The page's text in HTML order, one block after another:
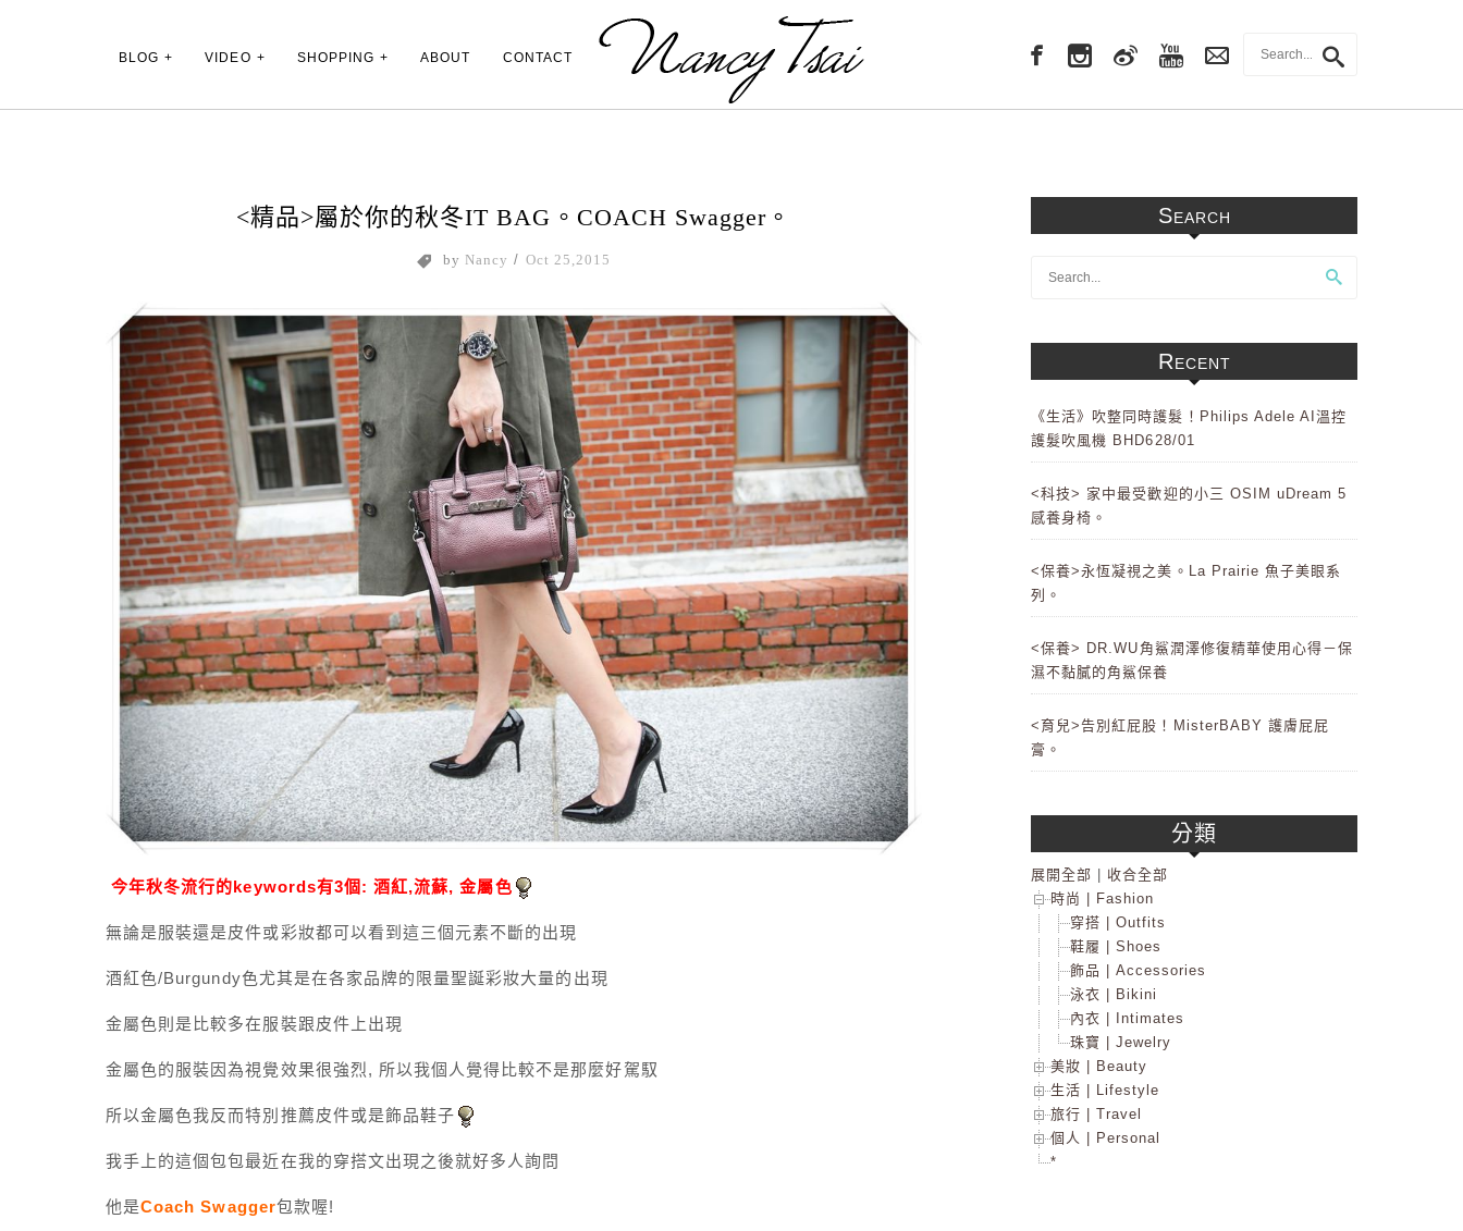
Main Menu
BLOG VIDEO SHOPPING ABOUT CONTACT
<精品>屬於你的秋冬IT BAG。COACH Swagger。
by Nancy / Oct 25,2015
今年秋冬流行的keywords有3個: 酒紅,流蘇, 金屬色
無論是服裝還是皮件或彩妝都可以看到這三個元素不斷的出現
酒紅色/Burgundy色尤其是在各家品牌的限量聖誕彩妝大量的出現
金屬色則是比較多在服裝跟皮件上出現
金屬色的服裝因為視覺效果很強烈, 所以我個人覺得比較不是那麼好駕馭
所以金屬色我反而特別推薦皮件或是飾品鞋子
我手上的這個包包最近在我的穿搭文出現之後就好多人詢問
他是Coach Swagger包款喔!
Search
Recent
《生活》吹整同時護髮！Philips Adele AI溫控
護髮吹風機 BHD628/01
<科技> 家中最受歡迎的小三 OSIM uDream 5
感養身椅。
<保養>永恆凝視之美。La Prairie 魚子美眼系
列。
<保養> DR.WU角鯊潤澤修復精華使用心得－保
濕不黏膩的角鯊保養
<育兒>告別紅屁股！MisterBABY 護膚屁屁
膏。
分類
展開全部
收合全部
時尚 | Fashion
穿搭 | Outfits
鞋履 | Shoes
飾品 | Accessories
泳衣 | Bikini
內衣 | Intimates
珠寶 | Jewelry
美妝 | Beauty
生活 | Lifestyle
旅行 | Travel
個人 | Personal
*